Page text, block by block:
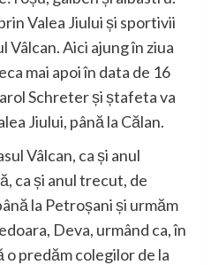
Valea Jiului și sportivii
Vâlcan. Aici ajung în ziua
mai apoi în data de 16
Schreter și ștafeta va
Jiului, până la Călan.
Vâlcan, ca și anul
ca și anul trecut, de
la Petroșani și urmăm
Deva, urmând ca, în
o predăm colegilor de la